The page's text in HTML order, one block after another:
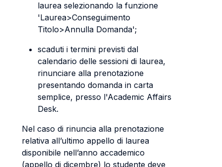
laurea selezionando la funzione
'Laurea>Conseguimento
Titolo>Annulla Domanda';
scaduti i termini previsti dal
calendario delle sessioni di laurea,
rinunciare alla prenotazione
presentando domanda in carta
semplice, presso l'Academic Affairs
Desk.
Nel caso di rinuncia alla prenotazione
relativa all’ultimo appello di laurea
disponibile nell’anno accademico
(appello di dicembre) lo studente deve